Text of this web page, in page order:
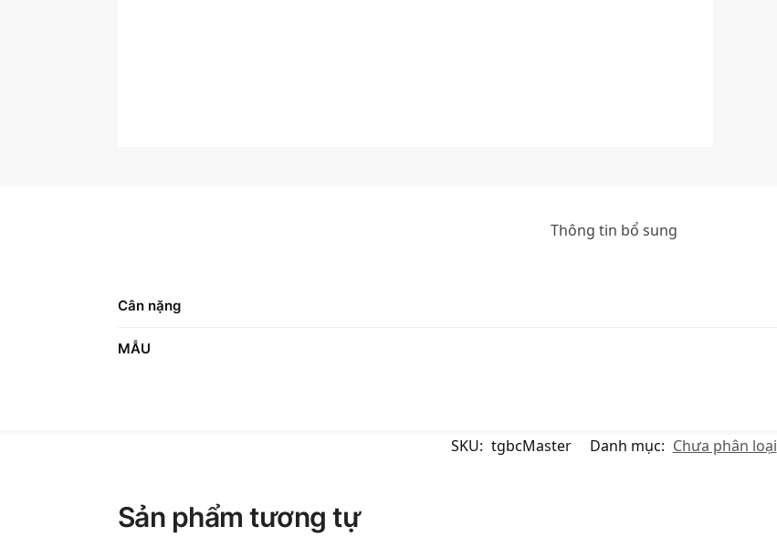
Thông tin bổ sung
Cân nặng
MẪU
SKU: tgbcMaster Danh mục: Chưa phân loại
Sản phẩm tương tự